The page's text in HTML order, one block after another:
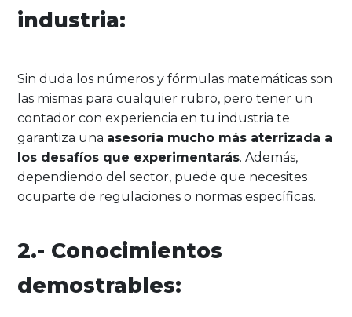
industria:
Sin duda los números y fórmulas matemáticas son
las mismas para cualquier rubro, pero tener un
contador con experiencia en tu industria te
garantiza una asesoría mucho más aterrizada a
los desafíos que experimentarás. Además,
dependiendo del sector, puede que necesites
ocuparte de regulaciones o normas específicas.
2.- Conocimientos
demostrables: